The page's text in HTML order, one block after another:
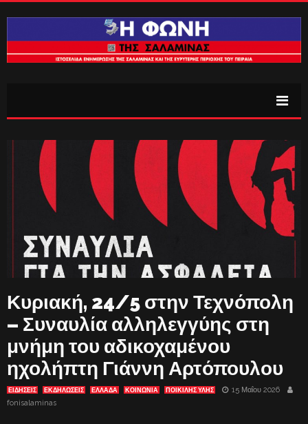
Κυριακή, 24/5 στην Τεχνόπολη
– Συναυλία αλληλεγγύης στη
μνήμη του αδικοχαμένου
ηχολήπτη Γιάννη Αρτόπουλου
ΕΙΔΗΣΕΙΣ ΕΚΔΗΛΏΣΕΙΣ ΕΛΛΑΔΑ ΚΟΙΝΩΝΙΑ ΠΟΙΚΙΛΗΣ ΥΛΗΣ
15 Μαΐου 2026
fonisalaminas